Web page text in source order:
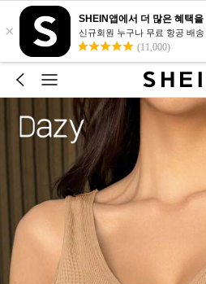
× 신규회원 누구나 무료 항공 배송
(11,000)